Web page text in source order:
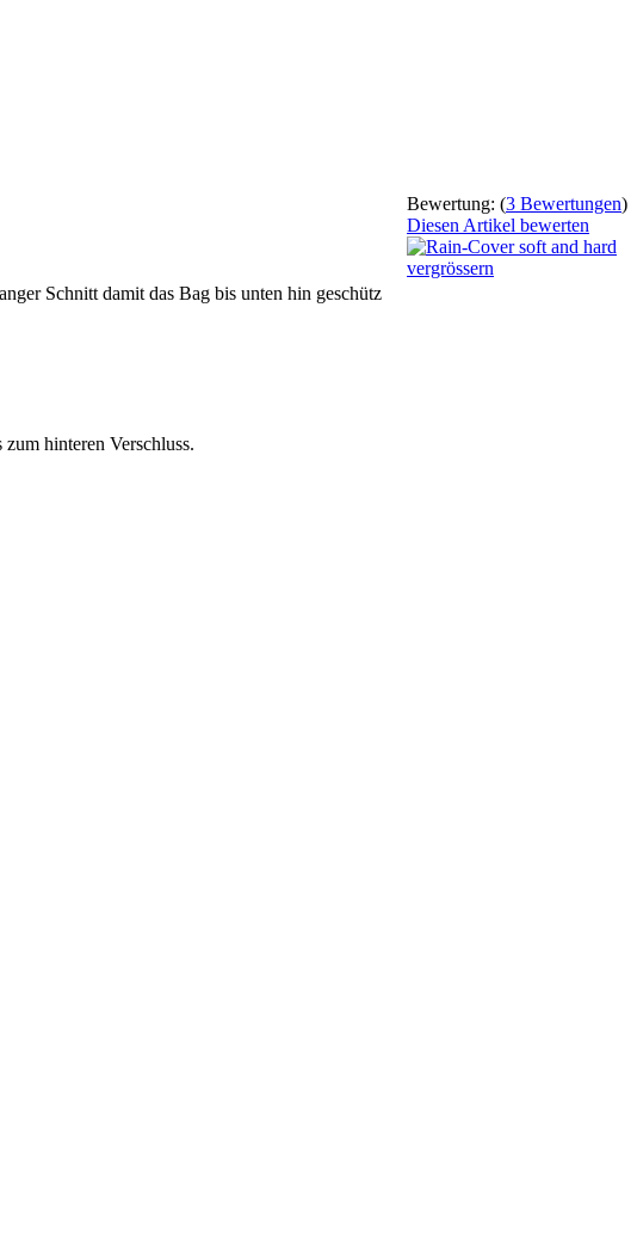
Bewertung: (3 Bewertungen)
Diesen Artikel bewerten
vergrössern
Schnitt damit das Bag bis unten hin geschütz
hinteren Verschluss.